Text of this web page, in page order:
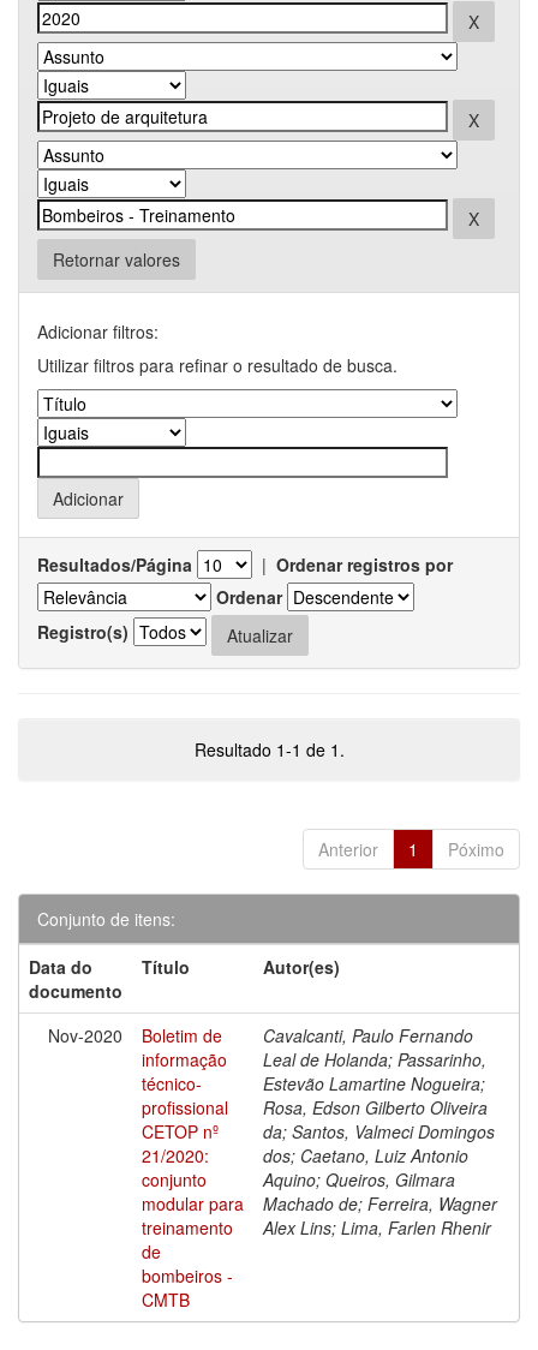
Retornar valores
Adicionar filtros:
Utilizar filtros para refinar o resultado de busca.
Resultados/Página | Ordenar registros por
Ordenar
Registro(s)
Resultado 1-1 de 1.
Anterior 1 Póximo
Conjunto de itens:
Data do
documento
Título Autor(es)
Nov-2020
Boletim de
informação
técnico-
profissional
CETOP nº
21/2020:
conjunto
modular para
treinamento
de
bombeiros -
CMTB
Cavalcanti, Paulo Fernando
Leal de Holanda; Passarinho,
Estevão Lamartine Nogueira;
Rosa, Edson Gilberto Oliveira
da; Santos, Valmeci Domingos
dos; Caetano, Luiz Antonio
Aquino; Queiros, Gilmara
Machado de; Ferreira, Wagner
Alex Lins; Lima, Farlen Rhenir